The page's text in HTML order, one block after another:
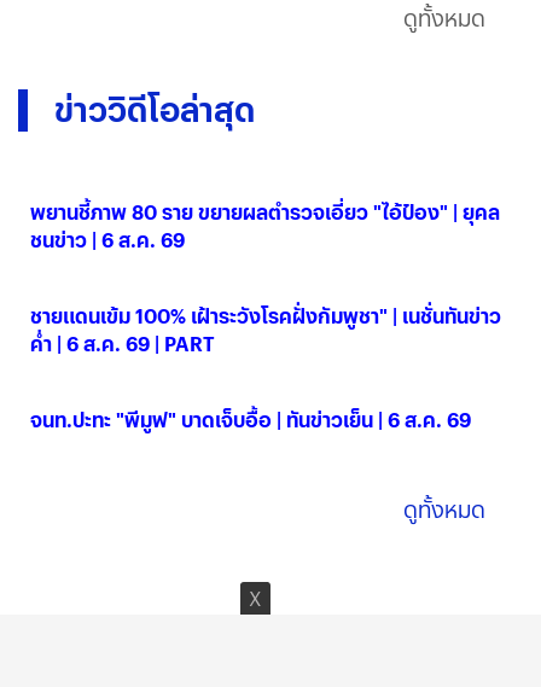
ดูทั้งหมด
ข่าววิดีโอล่าสุด
พยานชี้ภาพ 80 ราย ขยายผลตำรวจเอี่ยว "ไอ้ป๋อง" | ยุคล
ชนข่าว | 6 ส.ค. 69
ชายแดนเข้ม 100% เฝ้าระวังโรคฝั่งกัมพูชา" | เนชั่นทันข่าว
ค่ำ | 6 ส.ค. 69 | PART
จนท.ปะทะ "พีมูฟ" บาดเจ็บอื้อ | ทันข่าวเย็น | 6 ส.ค. 69
ดูทั้งหมด